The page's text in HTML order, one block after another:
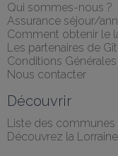
Qui sommes-nous ?
Assurance séjour/
Comment obtenir le
Les partenaires de
Conditions
Nous contacter
Découvrir
Liste des communes
Découvrez la Lorraine